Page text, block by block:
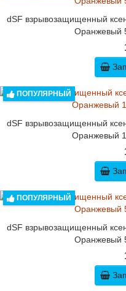
dSF взрывозащищенный
Оранжевый
ПОПУЛЯРНЫЙ
dSF взрывозащищенный
Оранжевый
ПОПУЛЯРНЫЙ
dSF взрывозащищенный
Оранжевый